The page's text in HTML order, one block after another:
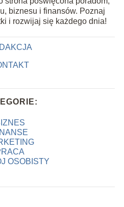
biznesu i finansów. Poznaj
i rozwijaj się każdego dnia!
OSOBISTY